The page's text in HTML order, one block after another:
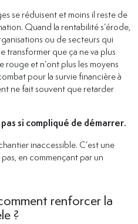
se réduisent et moins il reste de
Quand la rentabilité s’érode,
ou de secteurs qui
transformer que ça ne va plus
rouge et n’ont plus les moyens
pour la survie financière à
ne fait souvent que retarder
si compliqué de démarrer.
inaccessible. C’est une
en commençant par un
renforcer la
?